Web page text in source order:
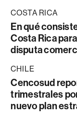
COSTA RICA
En qué
Costa Rica
disputa
CHILE
Cencosud
trimestrales
nuevo plan